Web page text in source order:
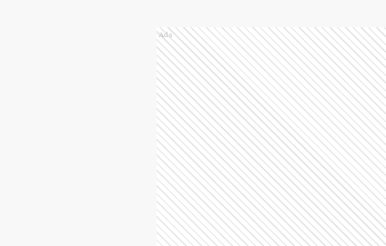
Ads